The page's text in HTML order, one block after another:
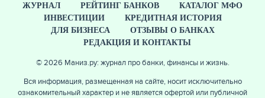
ЖУРНАЛ РЕЙТИНГ БАНКОВ
КАТАЛОГ МФО
ИНВЕСТИЦИИ
КРЕДИТНАЯ ИСТОРИЯ
ДЛЯ БИЗНЕСА
ОТЗЫВЫ О БАНКАХ
РЕДАКЦИЯ И КОНТАКТЫ
© 2026 Маниз.ру: журнал про банки, финансы и жизнь.
Вся информация, размещенная на сайте, носит исключительно
ознакомительный характер и не является офертой или публичной